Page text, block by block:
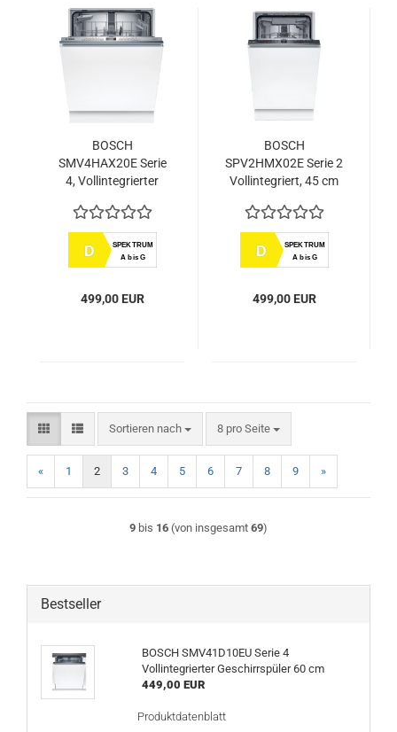
BOSCH
SMV4HAX20E Serie
4, Vollintegrierter
D
SPEKTRUM
A bis G
499,00 EUR
BOSCH
SPV2HMX02E Serie 2
Vollintegriert, 45 cm
D
SPEKTRUM
A bis G
499,00 EUR
Sortieren nach
Sortieren nach 8 pro Seite
pro Seite
« 1 2 3 4 5 6 7 8 9 »
9 bis 16 (von insgesamt 69)
Bestseller
BOSCH SMV41D10EU Serie 4
Vollintegrierter Geschirrspüler 60 cm
449,00 EUR
Produktdatenblatt